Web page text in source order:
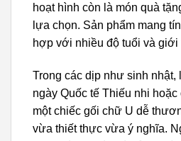
hoạt hình còn là món quà
lựa chọn. Sản phẩm mang
hợp với nhiều độ tuổi và giới
Trong các dịp như sinh nhật,
ngày Quốc tế Thiếu nhi
một chiếc gối chữ U dễ
vừa thiết thực vừa ý nghĩa.